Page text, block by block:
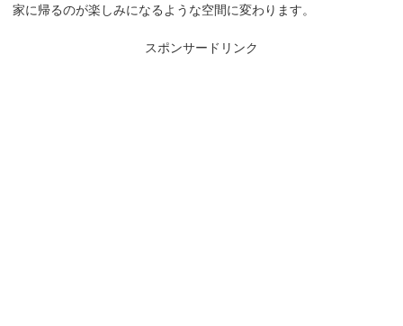
家に帰るのが楽しみになるような空間に変わります。
スポンサードリンク